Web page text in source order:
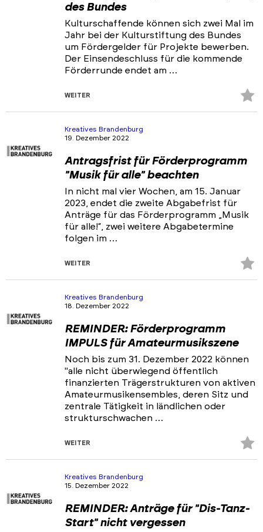
des Bundes
Kulturschaffende können sich zwei Mal im
Jahr bei der Kulturstiftung des Bundes
um Fördergelder für Projekte bewerben.
Der Einsendeschluss für die kommende
Förderrunde endet am …
WEITER
Kreatives Brandenburg
19. Dezember 2022
Antragsfrist für Förderprogramm
"Musik für alle" beachten
In nicht mal vier Wochen, am 15. Januar
2023, endet die zweite Abgabefrist für
Anträge für das Förderprogramm „Musik
für alle!“, zwei weitere Abgabetermine
folgen im …
WEITER
Kreatives Brandenburg
18. Dezember 2022
REMINDER: Förderprogramm
IMPULS für Amateurmusikszene
Noch bis zum 31. Dezember 2022 können
"alle nicht überwiegend öffentlich
finanzierten Trägerstrukturen von aktiven
Amateurmusikensembles, deren Sitz und
zentrale Tätigkeit in ländlichen oder
strukturschwachen …
WEITER
Kreatives Brandenburg
15. Dezember 2022
REMINDER: Anträge für "Dis-Tanz-
Start" nicht vergessen